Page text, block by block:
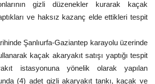
gizli düzenekler kurarak kaçak
ve haksız kazanç elde ettikleri tespit
Şanlıurfa-Gaziantep karayolu üzerinde
kaçak akaryakıt satışı yaptığı tespit
istasyonuna yönelik olarak yapılan
(4) adet gizli akaryakıt tankı, kaçak ve